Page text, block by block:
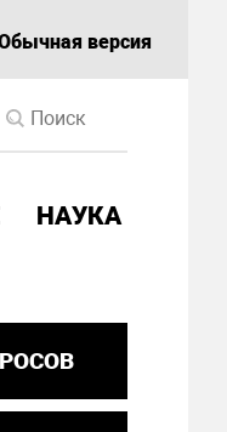
версия
НАУКА